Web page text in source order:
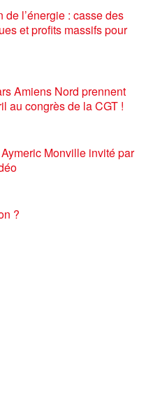
l’énergie : casse des
et profits massifs pour
Amiens Nord prennent
au congrès de la CGT !
Monville invité par
?